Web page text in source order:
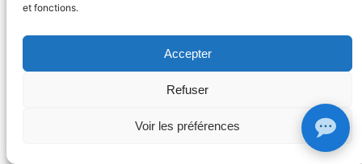
et fonctions.
Accepter
Refuser
Voir les préférences
Réseaux sociaux
– siret
41448350300085